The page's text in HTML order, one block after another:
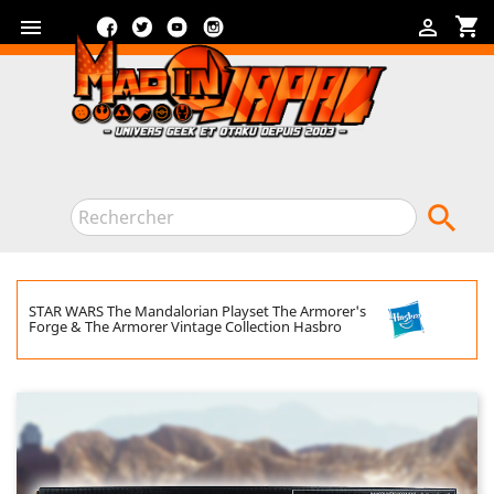
 shopping_cart

FacebookTwitterYouTube

STAR WARS The Mandalorian Playset The Armorer's
Forge & The Armorer Vintage Collection Hasbro